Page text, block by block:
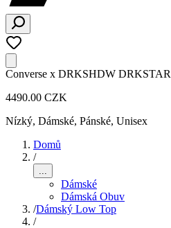
Converse x DRKSHDW
4490.00 CZK
Nízký, Dámské, Pánské, Unisex
Domů
/
...
Dámské
Dámská Obuv
/Dámský Low Top
/